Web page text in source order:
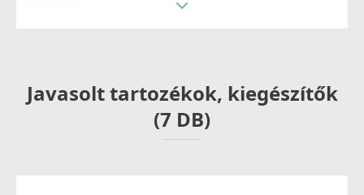
Javasolt tartozékok, kiegészítők
(7 DB)